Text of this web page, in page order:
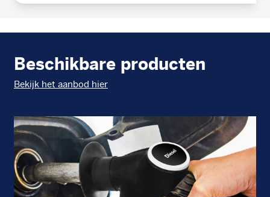
Beschikbare producten
Bekijk het aanbod hier